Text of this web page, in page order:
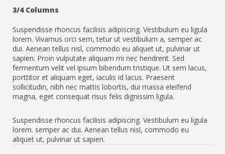
3/4 Columns
Suspendisse rhoncus facilisis adipiscing. Vestibulum eu ligula
lorem. Vivamus orci sem, tetur ut vestibulum a, semper ac
dui. Aenean tellus nisl, commodo eu aliquet ut, pulvinar ut
sapien. Proin vulputate aliquam mi nec hendrerit. Sed
fermentum velit vel ipsum bibendum tristique. Ut sem lacus,
porttitor et aliquam eget, iaculis id lacus. Praesent
sollicitudin, nibh nec mattis lobortis, dui massa eleifend
magna, eget consequat risus felis dignissim ligula.
Suspendisse rhoncus facilisis adipiscing. Vestibulum eu ligula
lorem. semper ac dui. Aenean tellus nisl, commodo eu
aliquet ut, pulvinar ut sapien.